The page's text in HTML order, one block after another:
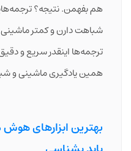
هم بفهمن. نتیجه؟
شباهت دارن و کمتر
ترجمه‌ها اینقدر سریع و
همین یادگیری ماشینی و
بهترین ابزارهای